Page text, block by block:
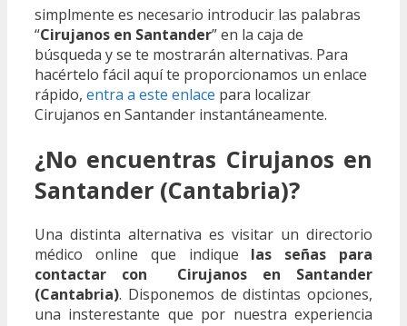
simplmente es necesario introducir las palabras
“Cirujanos en Santander” en la caja de
búsqueda y se te mostrarán alternativas. Para
hacértelo fácil aquí te proporcionamos un enlace
rápido, entra a este enlace para localizar
Cirujanos en Santander instantáneamente.
¿No encuentras Cirujanos en
Santander (Cantabria)?
Una distinta alternativa es visitar un directorio
médico online que indique las señas para
contactar con Cirujanos en Santander
(Cantabria). Disponemos de distintas opciones,
una insterestante que por nuestra experiencia